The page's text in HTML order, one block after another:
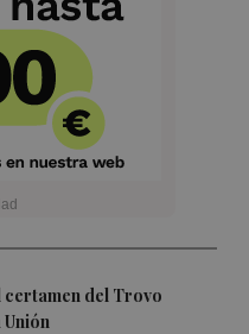
certamen del Trovo